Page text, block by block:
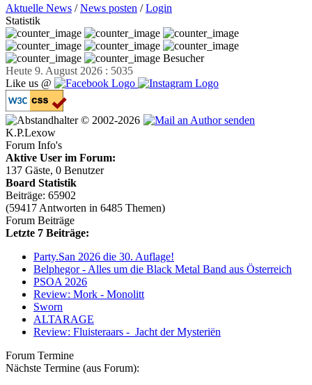
Aktuelle News /News posten /Login
Statistik
Besucher
Heute 9. August 2026 : 5035
Like us @
© 2002-2026
K.P.Lexow
Forum Info's
Aktive User im Forum:
137 Gäste, 0 Benutzer
Board Statistik
Beiträge: 65902
(59417 Antworten in 6485 Themen)
Forum Beiträge
Letzte 7 Beiträge:
Party.San 2026 die 30. Auflage!
Belphegor - Alles um die Black Metal Band aus Österreich
PSOA 2026
Review: Mork - Monolitt
Sworn
ALTARAGE
Review: Fluisteraars - Jacht der Mysteriën
Forum Termine
Nächste Termine (aus Forum):